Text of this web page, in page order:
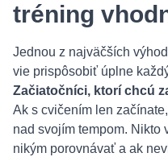
tréning
Jednou z najväčších
vie prispôsobiť úplne
Začiatočníci, ktorí chcú
Ak s cvičením len
nad svojím tempom. Nikto
nikým porovnávať a ak